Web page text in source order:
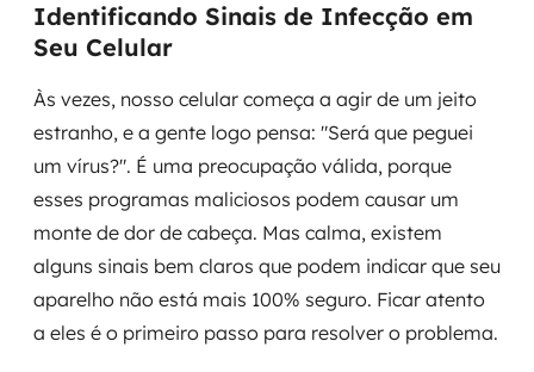
DevSecOps
MSS
Consultoria de segurança
Simulação de Phishing
Segurança de aplicações e Cloud
Identificando Sinais de Infecção em
Seu Celular
Às vezes, nosso celular começa a agir de um jeito
estranho, e a gente logo pensa: "Será que peguei
um vírus?". É uma preocupação válida, porque
esses programas maliciosos podem causar um
monte de dor de cabeça. Mas calma, existem
alguns sinais bem claros que podem indicar que seu
aparelho não está mais 100% seguro. Ficar atento
a eles é o primeiro passo para resolver o problema.